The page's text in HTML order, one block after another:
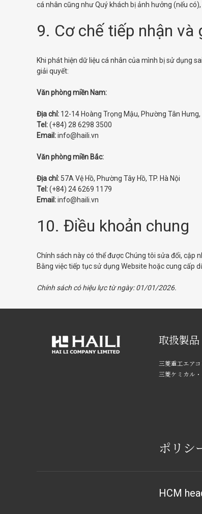
cá nhân cũng như Quý khách bị ảnh hưởng (nếu
9. Cơ chế tiếp nhận và
Khi phát hiện dữ liệu cá nhân của mình bị sử dụng
giải quyết:
Văn phòng miền Nam:
Địa chỉ: 12-14 Hoàng Trọng Mậu, Phường Tân Hưng,
Tel:(+84) 28 6298 3500
Email:info@haili.vn
Văn phòng miền Bắc:
Địa chỉ: 57A Vệ Hồ, Phường Tây Hồ, TP. Hà Nội
Tel:(+84) 24 6269 1179
Email:info@haili.vn
10. Điều khoản chung
Chính sách này có thể được Chúng tôi sửa đổi, cập
Bằng việc tiếp tục sử dụng Website hoặc cung cấp
Chính sách có hiệu lực từ ngày: 01/01/2026.
取扱製品
三菱重工エアコ
三菱ケミカル
ポリシ
HCM